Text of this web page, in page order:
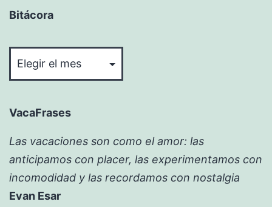
Bitácora
VacaFrases
Las vacaciones son como el amor: las
anticipamos con placer, las experimentamos con
incomodidad y las recordamos con nostalgia
Evan Esar